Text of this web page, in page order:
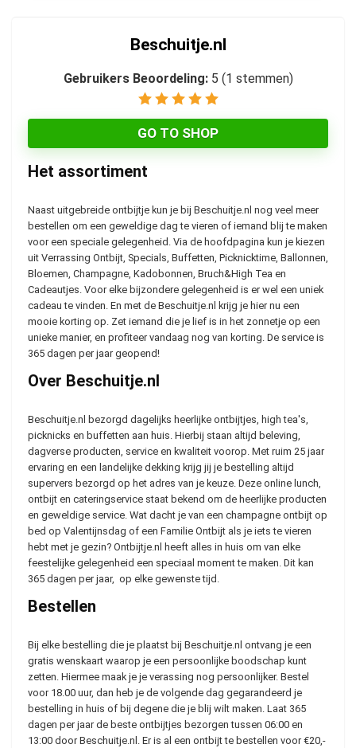
Beschuitje.nl
Gebruikers Beoordeling: 5 (1 stemmen)
GO TO SHOP
Het assortiment
Naast uitgebreide ontbijtje kun je bij Beschuitje.nl nog veel meer
bestellen om een geweldige dag te vieren of iemand blij te maken
voor een speciale gelegenheid. Via de hoofdpagina kun je kiezen
uit Verrassing Ontbijt, Specials, Buffetten, Picknicktime, Ballonnen,
Bloemen, Champagne, Kadobonnen, Bruch&High Tea en
Cadeautjes. Voor elke bijzondere gelegenheid is er wel een uniek
cadeau te vinden. En met de Beschuitje.nl krijg je hier nu een
mooie korting op. Zet iemand die je lief is in het zonnetje op een
unieke manier, en profiteer vandaag nog van korting. De service is
365 dagen per jaar geopend!
Over Beschuitje.nl
Beschuitje.nl bezorgd dagelijks heerlijke ontbijtjes, high tea's,
picknicks en buffetten aan huis. Hierbij staan altijd beleving,
dagverse producten, service en kwaliteit voorop. Met ruim 25 jaar
ervaring en een landelijke dekking krijg jij je bestelling altijd
supervers bezorgd op het adres van je keuze. Deze online lunch,
ontbijt en cateringservice staat bekend om de heerlijke producten
en geweldige service. Wat dacht je van een champagne ontbijt op
bed op Valentijnsdag of een Familie Ontbijt als je iets te vieren
hebt met je gezin? Ontbijtje.nl heeft alles in huis om van elke
feestelijke gelegenheid een speciaal moment te maken. Dit kan
365 dagen per jaar, op elke gewenste tijd.
Bestellen
Bij elke bestelling die je plaatst bij Beschuitje.nl ontvang je een
gratis wenskaart waarop je een persoonlijke boodschap kunt
zetten. Hiermee maak je je verassing nog persoonlijker. Bestel
voor 18.00 uur, dan heb je de volgende dag gegarandeerd je
bestelling in huis of bij degene die je blij wilt maken. Laat 365
dagen per jaar de beste ontbijtjes bezorgen tussen 06:00 en
13:00 door Beschuitje.nl. Er is al een ontbijt te bestellen voor €20,-